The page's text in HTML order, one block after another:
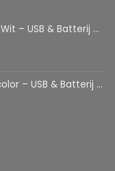
voor Kinderkamer – 28,5 x 24,5 cm
– Kinderkamer & Slaapkamer – 25,2 x 23 cm